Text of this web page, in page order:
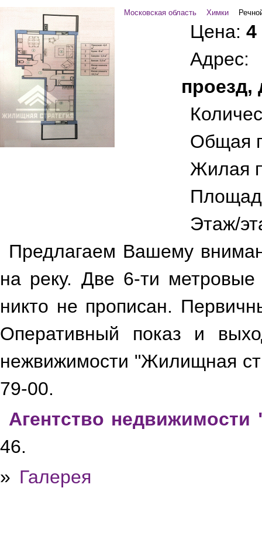
Московская область Химки
Цена: 4
проезд,
Общая
Жилая
Этаж/
Предлагаем Вашему
на реку. Две 6-ти
никто не прописан.
Оперативный показ и
нежвижимости "Жилищная
79-00.
Агентство
46.
» Галерея